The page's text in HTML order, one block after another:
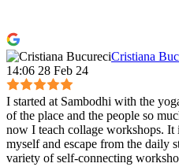
Cristiana
14:06 28 Feb 24
I started at Sambodhi with the
of the place and the people so
now I teach collage workshops.
myself and escape from the daily
variety of self-connecting